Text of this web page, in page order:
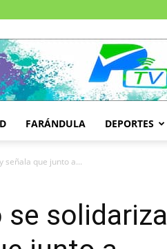
FARÁNDULA DEPORTES
señala que junto a...
se solidariza